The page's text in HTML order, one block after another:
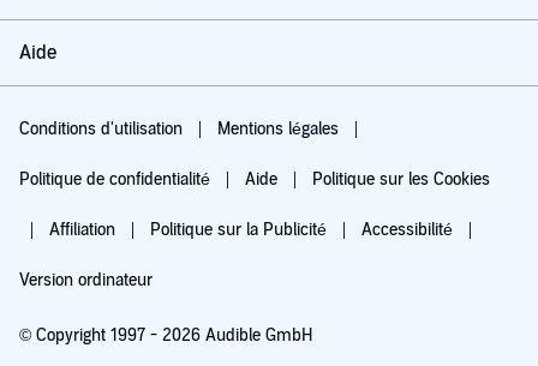
Aide
Conditions d'utilisation Mentions légales
Politique de confidentialité Aide Politique sur les Cookies
Affiliation Politique sur la Publicité Accessibilité
Version ordinateur
© Copyright 1997 - 2026 Audible GmbH